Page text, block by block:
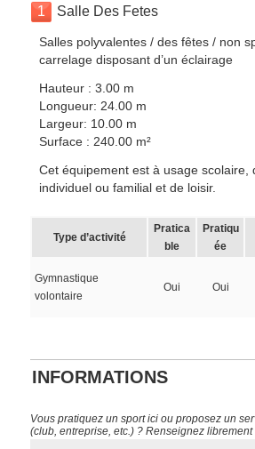
1 Salle Des Fetes
Salles polyvalentes / des fêtes / non
carrelage disposant d’un éclairage
Hauteur : 3.00 m
Longueur: 24.00 m
Largeur: 10.00 m
Surface : 240.00 m²
Cet équipement est à usage scolaire,
individuel ou familial et de loisir.
Type d’activité
Pratica
ble
Pratiqu
ée
Gymnastique
volontaire
Oui Oui
INFORMATIONS
Vous pratiquez un sport ici ou proposez un
(club, entreprise, etc.) ? Renseignez librement